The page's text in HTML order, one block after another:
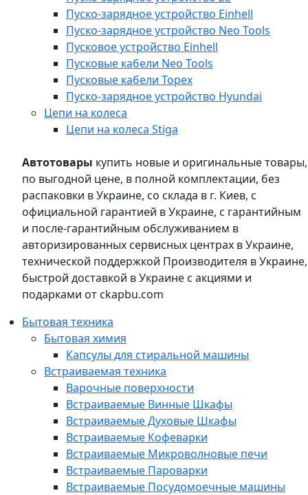
Пуско-зарядное устройство Einhell
Пуско-зарядное устройство Neo Tools
Пусковое устройство Einhell
Пусковые кабели Neo Tools
Пусковые кабели Topex
Пуско-зарядное устройство Hyundai
Цепи на колеса
Цепи на колеса Stiga
Автотовары купить новые и оригинальные товары,
по выгодной цене, в полной комплектации, без
распаковки в Украине, со склада в г. Киев, с
официальной гарантией в Украине, с гарантийным
и после-гарантийным обслуживанием в
авторизированных сервисных центрах в Украине,
технической поддержкой Производителя в Украине,
быстрой доставкой в Украине с акциями и
подарками от ckapbu.com
Бытовая техника
Бытовая химия
Капсулы для стиральной машины
Встраиваемая техника
Варочные поверхности
Встраиваемые Винные Шкафы
Встраиваемые Духовые Шкафы
Встраиваемые Кофеварки
Встраиваемые Микроволновые печи
Встраиваемые Пароварки
Встраиваемые Посудомоечные машины